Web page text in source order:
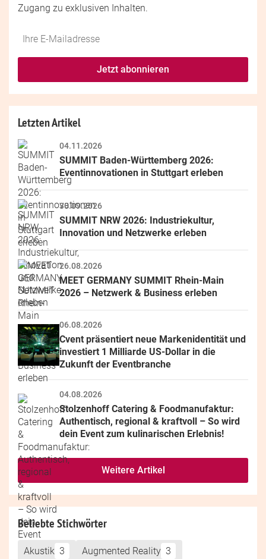
Zugang zu exklusiven Inhalten.
Do
fill
*Ihre
Mailadresse:
Jetzt abonnieren
Letzten Artikel
04.11.2026
SUMMIT Baden-Württemberg 2026:
Eventinnovationen in Stuttgart erleben
30.09.2026
SUMMIT NRW 2026: Industriekultur,
Innovation und Netzwerke erleben
26.08.2026
MEET GERMANY SUMMIT Rhein-Main
2026 – Netzwerk & Business erleben
06.08.2026
Cvent präsentiert neue Markenidentität und
investiert 1 Milliarde US-Dollar in die
Zukunft der Eventbranche
04.08.2026
Stolzenhoff Catering & Foodmanufaktur:
Authentisch, regional & kraftvoll – So wird
dein Event zum kulinarischen Erlebnis!
Weitere Artikel
Beliebte Stichwörter
Akustik 3 Augmented Reality 3